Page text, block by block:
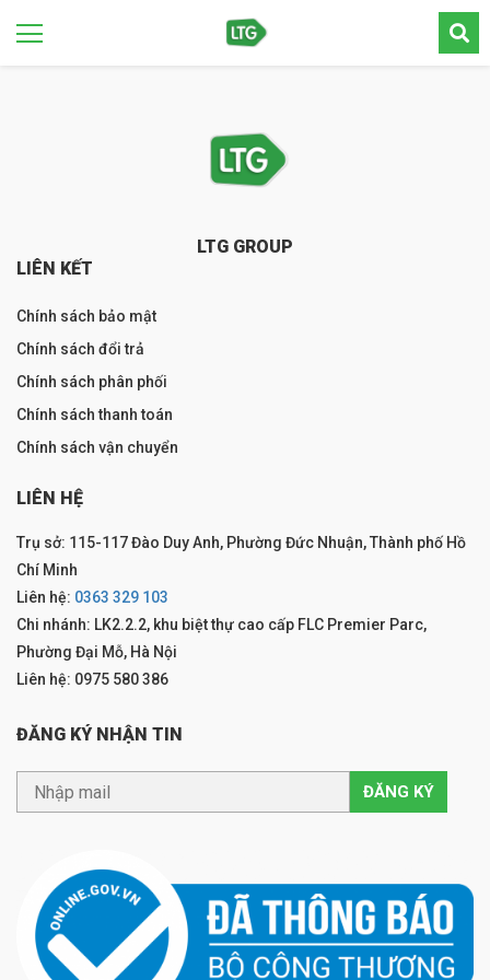
LTG GROUP
LIÊN KẾT
Chính sách bảo mật
Chính sách đổi trả
Chính sách phân phối
Chính sách thanh toán
Chính sách vận chuyển
LIÊN HỆ
Trụ sở: 115-117 Đào Duy Anh, Phường Đức Nhuận, Thành phố Hồ
Chí Minh
Liên hệ: 0363 329 103
Chi nhánh: LK2.2.2, khu biệt thự cao cấp FLC Premier Parc,
Phường Đại Mỗ, Hà Nội
Liên hệ: 0975 580 386
ĐĂNG KÝ NHẬN TIN